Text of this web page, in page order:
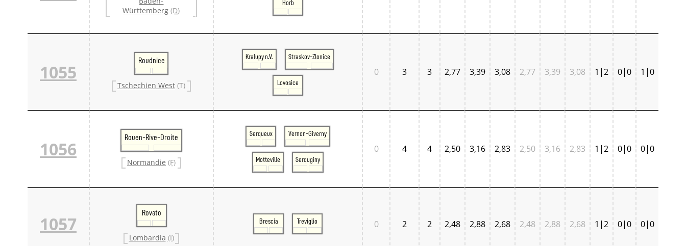
Weitere Regionen
Alternative Stellwerke
BundesbahnZeiten
Polen
Österreich
Österreich Mitte
Württemberg (D)
Horb
1055
Roudnice
Tschechien West (T)
Kralupy n.V. Straskov-Zlonice
Lovosice
0 3 3 2,77 3,39 3,08 2,77 3,39 3,08 1|2 0|0 1|0
1056
Rouen-Rive-Droite
Normandie (F)
Serqueux Vernon-Giverny
Motteville Serquginy
0 4 4 2,50 3,16 2,83 2,50 3,16 2,83 1|2 0|0 0|0
1057
Rovato
Lombardia (I)
Brescia Treviglio 0 2 2 2,48 2,88 2,68 2,48 2,88 2,68 1|2 0|0 0|0